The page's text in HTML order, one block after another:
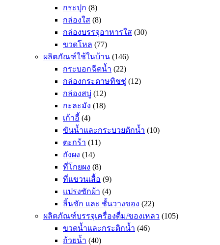
กระปุก (8)
กล่องใส (8)
กล่องบรรจุอาหารใส (30)
ขวดโหล (77)
ผลิตภัณฑ์ใช้ในบ้าน (146)
กระบอกฉีดน้ำ (22)
กล่องกระดาษทิชชู่ (12)
กล่องสบู่ (12)
กะละมัง (18)
เก้าอี้ (4)
ขันน้ำและกระบวยตักน้ำ (10)
ตะกร้า (11)
ถังผง (14)
ที่โกยผง (8)
ที่แขวนเสื้อ (9)
แปรงซักผ้า (4)
ลิ้นชัก และ ชั้นวางของ (22)
ผลิตภัณฑ์บรรจุเครื่องดื่ม/ของเหลว (105)
ขวดน้ำและกระติกน้ำ (46)
ถ้วยน้ำ (40)